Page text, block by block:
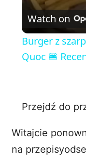
Watch on
Burger z
Quoc 🍔
Przejdź do
Witajcie
na